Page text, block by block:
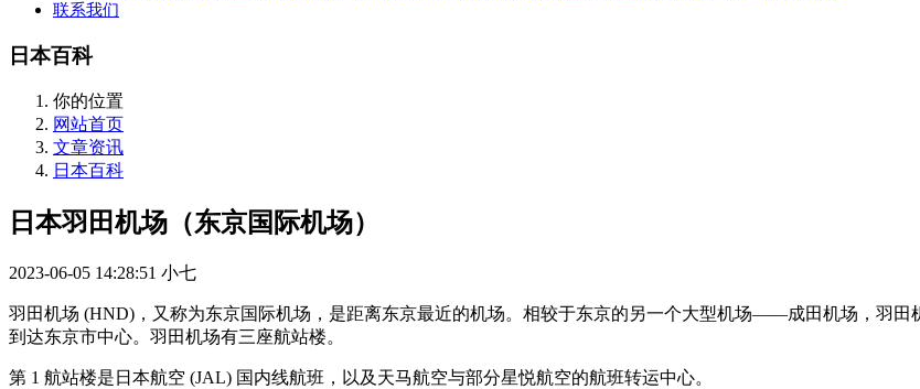
联系我们
日本百科
你的位置
网站首页
文章资讯
日本百科
日本羽田机场（东京国际机场）
2023-06-05 14:28:51 小七
羽田机场 (HND)，又称为东京国际机场，是距离东京最近的机场。相较于东京的另一个大型机场——成田机场，羽田
到达东京市中心。羽田机场有三座航站楼。
第 1 航站楼是日本航空 (JAL) 国内线航班，以及天马航空与部分星悦航空的航班转运中心。